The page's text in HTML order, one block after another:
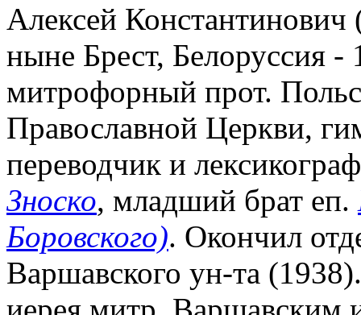
Алексей
ныне Брест, Белоруссия
митрофорный прот.
Православной Церкви,
переводчик и
Зноско, младший брат еп.
Боровского). Окончил
Варшавского ун-та